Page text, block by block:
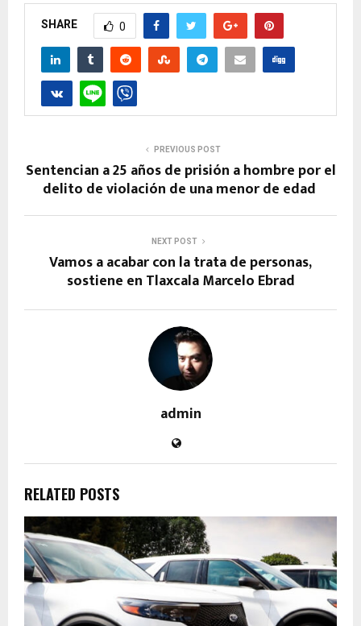
SHARE 0
PREVIOUS POST
Sentencian a 25 años de prisión a hombre por el
delito de violación de una menor de edad
NEXT POST
Vamos a acabar con la trata de personas,
sostiene en Tlaxcala Marcelo Ebrad
admin
RELATED POSTS